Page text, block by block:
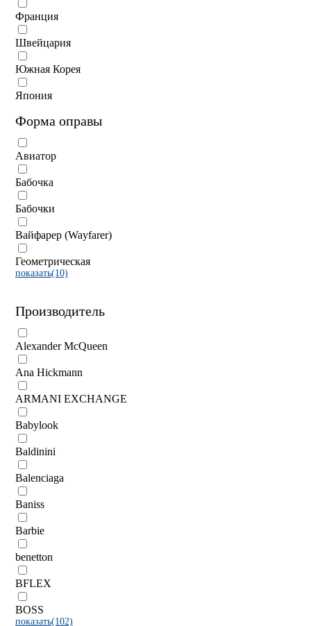
Франция
Швейцария
Южная Корея
Япония
Форма оправы
Авиатор
Бабочка
Бабочки
Вайфарер (Wayfarer)
Геометрическая
показать(10)
Производитель
Alexander McQueen
Ana Hickmann
ARMANI EXCHANGE
Babylook
Baldinini
Balenciaga
Baniss
Barbie
benetton
BFLEX
BOSS
показать(102)